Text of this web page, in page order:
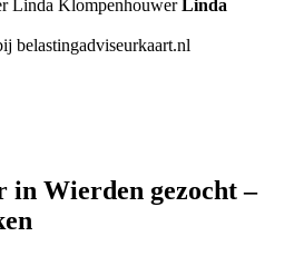
Linda
belastingadviseurkaart.nl
in Wierden gezocht –